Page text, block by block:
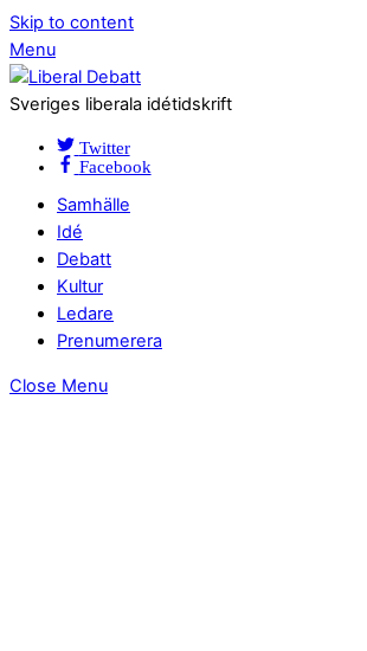
Skip to content
Menu
Sveriges liberala idétidskrift
Twitter
Facebook
Samhälle
Idé
Debatt
Kultur
Ledare
Prenumerera
Close Menu